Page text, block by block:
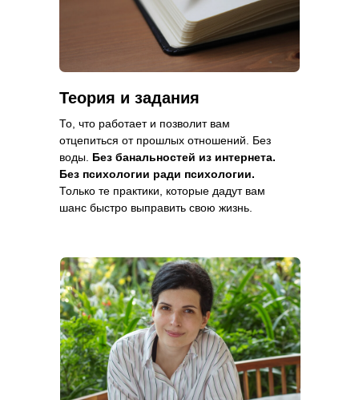
Теория и задания
То, что работает и позволит вам
отцепиться от прошлых отношений. Без
воды. Без банальностей из интернета.
Без психологии ради психологии.
Только те практики, которые дадут вам
шанс быстро выправить свою жизнь.